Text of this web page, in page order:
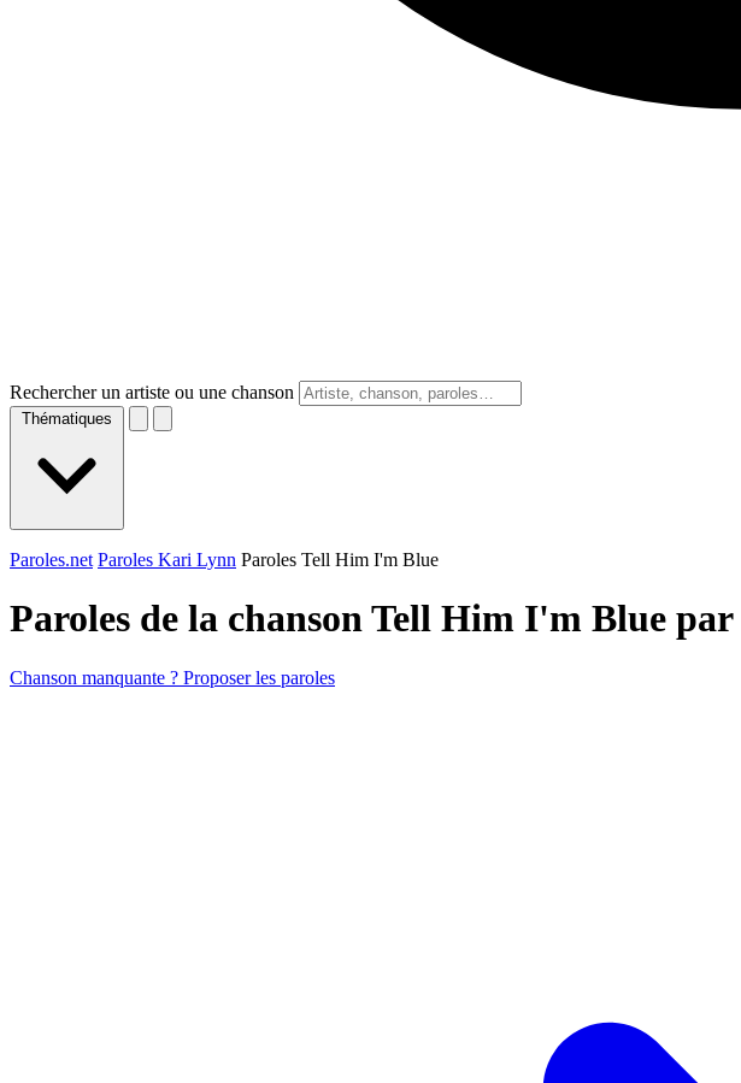
Rechercher un artiste ou une chanson
Thématiques
Paroles.net Paroles Kari Lynn Paroles Tell Him I'm Blue
Paroles de la chanson Tell Him I'm Blue par
Chanson manquante ? Proposer les paroles